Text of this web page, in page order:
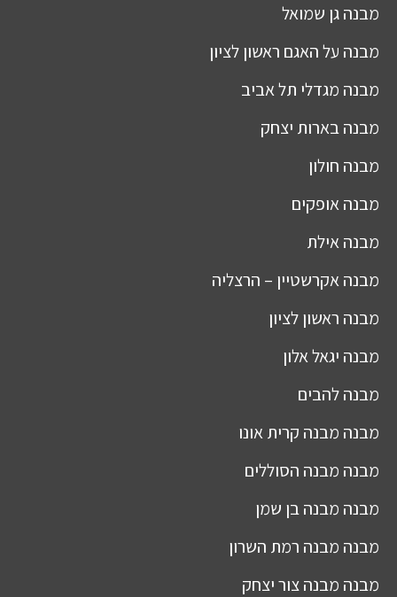
מבנהגן שמואל
מבנה על האגם ראשון לציון
מבנה מגדלי תל אביב
מבנהבארות יצחק
מבנה חולון
מבנהאופקים
מבנהאילת
מבנהאקרשטיין – הרצליה
מבנה ראשון לציון
מבנה יגאל אלון
מבנהלהבים
מבנה מבנה קרית אונו
מבנה מבנה הסוללים
מבנה מבנה בן שמן
מבנה מבנה רמת השרון
מבנה מבנה צור יצחק